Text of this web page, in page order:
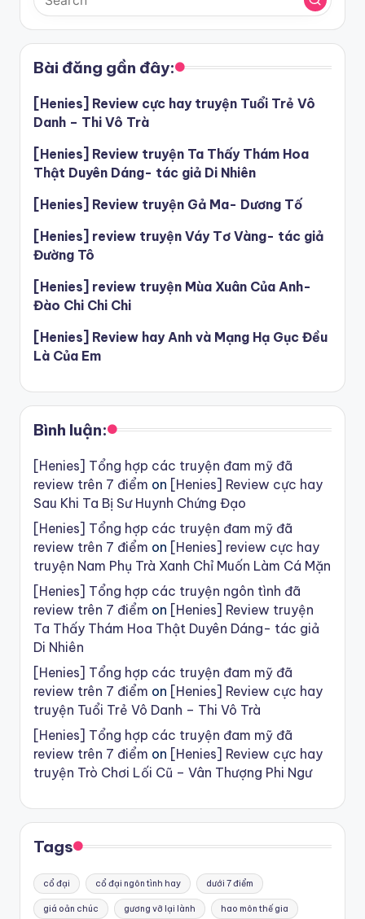
Bài đăng gần đây:
[Henies] Review cực hay truyện Tuổi Trẻ Vô
Danh – Thi Vô Trà
[Henies] Review truyện Ta Thấy Thám Hoa
Thật Duyên Dáng- tác giả Di Nhiên
[Henies] Review truyện Gả Ma- Dương Tố
[Henies] review truyện Váy Tơ Vàng- tác giả
Đường Tô
[Henies] review truyện Mùa Xuân Của Anh-
Đào Chi Chi Chi
[Henies] Review hay Anh và Mạng Hạ Gục Đều
Là Của Em
Bình luận:
[Henies] Tổng hợp các truyện đam mỹ đã
review trên 7 điểm on [Henies] Review cực hay
Sau Khi Ta Bị Sư Huynh Chứng Đạo
[Henies] Tổng hợp các truyện đam mỹ đã
review trên 7 điểm on [Henies] review cực hay
truyện Nam Phụ Trà Xanh Chỉ Muốn Làm Cá Mặn
[Henies] Tổng hợp các truyện ngôn tình đã
review trên 7 điểm on [Henies] Review truyện
Ta Thấy Thám Hoa Thật Duyên Dáng- tác giả
Di Nhiên
[Henies] Tổng hợp các truyện đam mỹ đã
review trên 7 điểm on [Henies] Review cực hay
truyện Tuổi Trẻ Vô Danh – Thi Vô Trà
[Henies] Tổng hợp các truyện đam mỹ đã
review trên 7 điểm on [Henies] Review cực hay
truyện Trò Chơi Lối Cũ – Vân Thượng Phi Ngư
Tags
cổ đại cổ đại ngôn tình hay dưới 7 điểm
giá oản chúc gương vỡ lại lành hao môn thế gia